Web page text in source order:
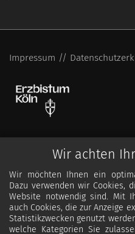
Wir achten
Wir möchten Ihnen ein
Dazu verwenden wir Cookies,
Website notwendig sind. Mit
auch Cookies, die zur Anzeige
Statistikzwecken genutzt
welche Kategorien Sie
Impressum